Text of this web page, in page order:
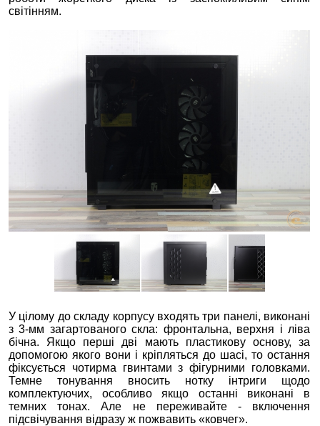
світінням.
У цілому до складу корпусу входять три панелі, виконані
з 3-мм загартованого скла: фронтальна, верхня і ліва
бічна. Якщо перші дві мають пластикову основу, за
допомогою якого вони і кріпляться до шасі, то остання
фіксується чотирма гвинтами з фігурними головками.
Темне тонування вносить нотку інтриги щодо
комплектуючих, особливо якщо останні виконані в
темних тонах. Але не переживайте - включення
підсвічування відразу ж пожвавить «ковчег».